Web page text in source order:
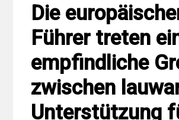
Die
Führer treten
empfindliche
zwischen
Unterstützung